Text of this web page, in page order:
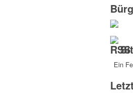
Ein